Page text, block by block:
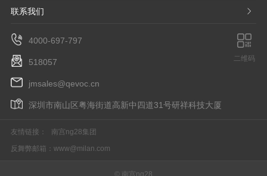
联系我们 𐃮
4000-697-797
518057
jmsales@qevoc.cn
深圳市南山区粤海街道高新中四道31号研祥科技大厦
二维码
友情链接：
南宫ng28集团
反舞弊邮箱： www@milan.com
© 南宫ng28